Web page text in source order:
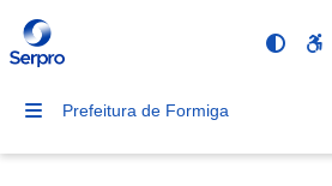
Prefeitura de Formiga